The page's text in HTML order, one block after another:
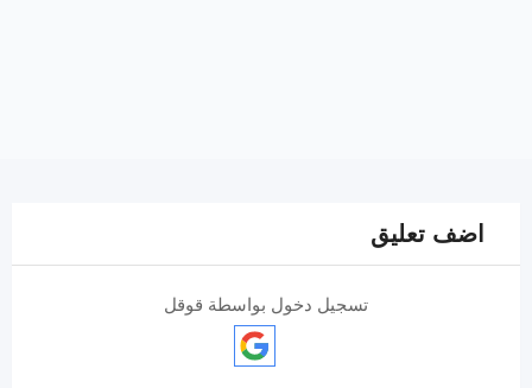
اضف تعليق
تسجيل دخول بواسطة قوقل